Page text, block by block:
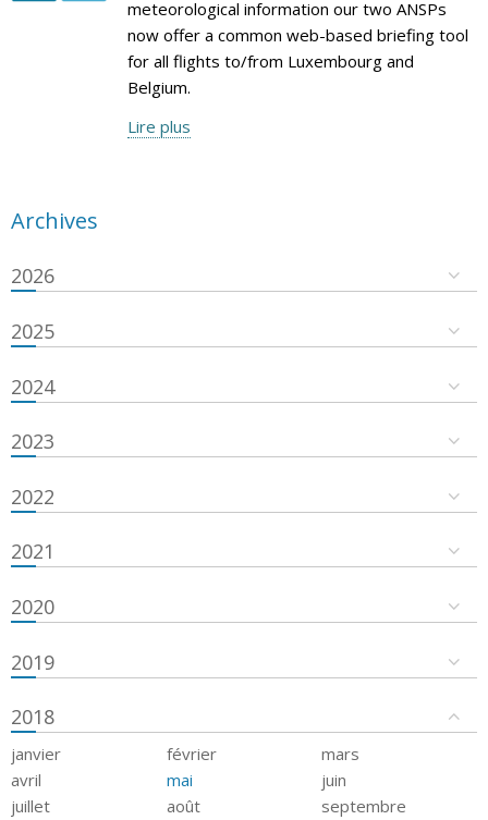
meteorological information our two ANSPs
now offer a common web-based briefing tool
for all flights to/from Luxembourg and
Belgium.
Lire plus
Archives
2026
2025
2024
2023
2022
2021
2020
2019
2018
janvier février
mars
avril
mai
juin
juillet
août
septembre